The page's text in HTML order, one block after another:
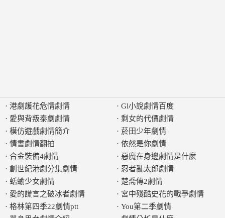
· 港劇護花危情劇情
· 愛與背叛泰劇劇情
· 模仿遊戲劇情簡介
· 情書劇情翻拍
· 合金裝備4劇情
· 創世紀港劇分集劇情
· 蛞蝓少女劇情
· 愛的謊言之破冰者劇情
· 格林第四季22劇情ptt
· Gl小說劇情百度
· 剩女的代價劇情
· 菸田少年劇情
· 依然是你劇情
· 惡魔在身邊劇情是什麼
· 忍者亂太郎劇情
· 楚喬傳2劇情
· 宮中殘酷史花的戰爭劇情
· You第二季劇情